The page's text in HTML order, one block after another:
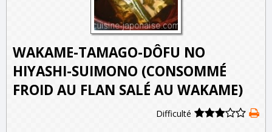
WAKAME-TAMAGO-DÔFU NO
HIYASHI-SUIMONO (CONSOMMÉ
FROID AU FLAN SALÉ AU WAKAME)
Difficulté